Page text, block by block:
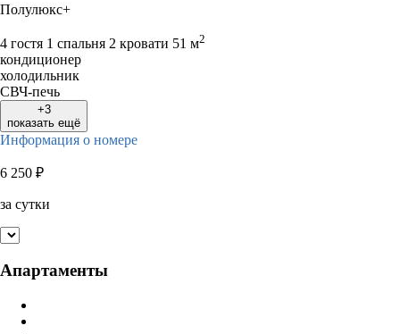
Полулюкс+
4 гостя 1 спальня 2 кровати 51 м2
кондиционер
холодильник
СВЧ-печь
+3
показать ещё
Информация о номере
6 250 ₽
за сутки
Апартаменты